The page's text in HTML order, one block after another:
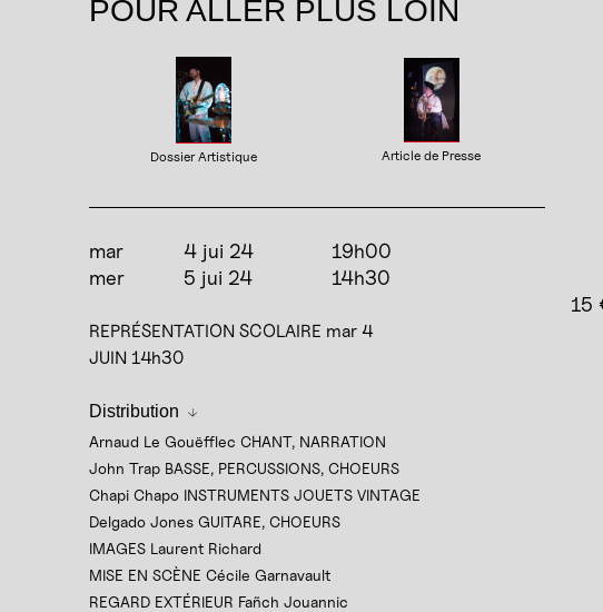
POUR ALLER PLUS LOIN
Dossier Artistique Article de Presse
mar 4 jui 24
19h00
mer
5 jui 24 14h30
REPRÉSENTATION SCOLAIRE mar 4
JUIN 14h30
15
Distribution
Arnaud Le Gouëfflec CHANT, NARRATION
John Trap BASSE, PERCUSSIONS, CHOEURS
Chapi Chapo INSTRUMENTS JOUETS VINTAGE
Delgado Jones GUITARE, CHOEURS
IMAGES Laurent Richard
MISE EN SCÈNE Cécile Garnavault
REGARD EXTÉRIEUR Fañch Jouannic